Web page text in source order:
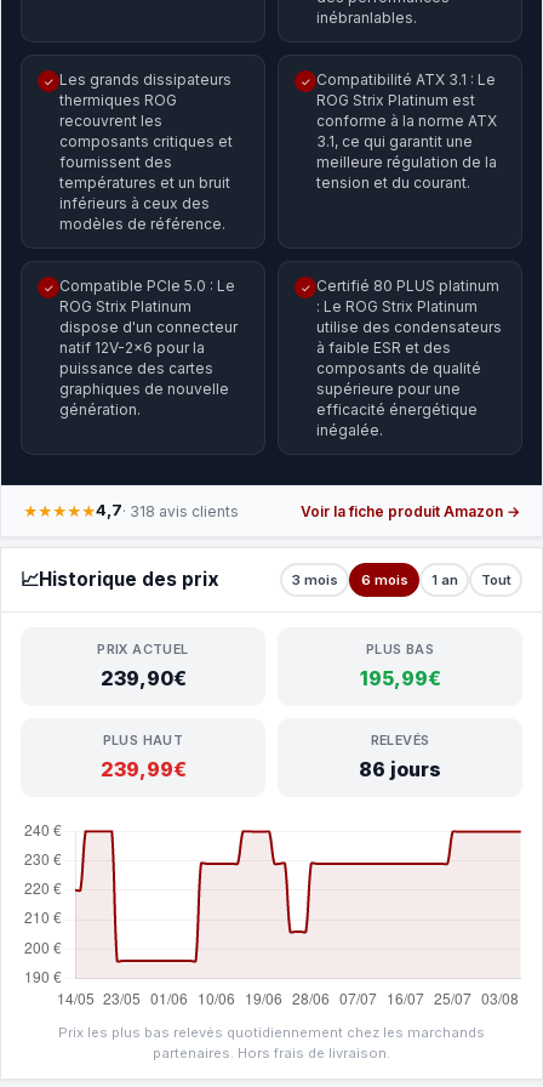
inébranlables.
✓ Les grands dissipateurs
thermiques ROG
recouvrent les
composants critiques et
fournissent des
températures et un bruit
inférieurs à ceux des
modèles de référence.
✓ Compatibilité ATX 3.1 : Le
ROG Strix Platinum est
conforme à la norme ATX
3.1, ce qui garantit une
meilleure régulation de la
tension et du courant.
✓ Compatible PCIe 5.0 : Le
ROG Strix Platinum
dispose d'un connecteur
natif 12V-2x6 pour la
puissance des cartes
graphiques de nouvelle
génération.
✓ Certifié 80 PLUS platinum
: Le ROG Strix Platinum
utilise des condensateurs
à faible ESR et des
composants de qualité
supérieure pour une
efficacité énergétique
inégalée.
★★★★★4,7· 318 avis clients Voir la fiche produit Amazon →
📈Historique des prix 3 mois 6 mois 1 an Tout
PRIX ACTUEL
239,90€
PLUS BAS
195,99€
PLUS HAUT
239,99€
RELEVÉS
86 jours
Prix les plus bas relevés quotidiennement chez les marchands
partenaires. Hors frais de livraison.